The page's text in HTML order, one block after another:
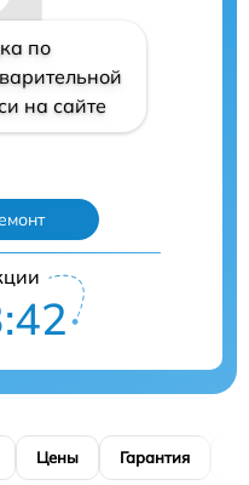
по
на сайте
Цены Гарантия